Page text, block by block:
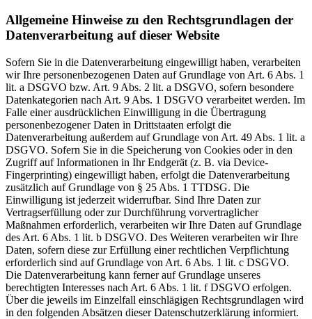
Allgemeine Hinweise zu den Rechtsgrundlagen der
Datenverarbeitung auf dieser Website
Sofern Sie in die Datenverarbeitung eingewilligt haben, verarbeiten
wir Ihre personenbezogenen Daten auf Grundlage von Art. 6 Abs. 1
lit. a DSGVO bzw. Art. 9 Abs. 2 lit. a DSGVO, sofern besondere
Datenkategorien nach Art. 9 Abs. 1 DSGVO verarbeitet werden. Im
Falle einer ausdrücklichen Einwilligung in die Übertragung
personenbezogener Daten in Drittstaaten erfolgt die
Datenverarbeitung außerdem auf Grundlage von Art. 49 Abs. 1 lit. a
DSGVO. Sofern Sie in die Speicherung von Cookies oder in den
Zugriff auf Informationen in Ihr Endgerät (z. B. via Device-
Fingerprinting) eingewilligt haben, erfolgt die Datenverarbeitung
zusätzlich auf Grundlage von § 25 Abs. 1 TTDSG. Die
Einwilligung ist jederzeit widerrufbar. Sind Ihre Daten zur
Vertragserfüllung oder zur Durchführung vorvertraglicher
Maßnahmen erforderlich, verarbeiten wir Ihre Daten auf Grundlage
des Art. 6 Abs. 1 lit. b DSGVO. Des Weiteren verarbeiten wir Ihre
Daten, sofern diese zur Erfüllung einer rechtlichen Verpflichtung
erforderlich sind auf Grundlage von Art. 6 Abs. 1 lit. c DSGVO.
Die Datenverarbeitung kann ferner auf Grundlage unseres
berechtigten Interesses nach Art. 6 Abs. 1 lit. f DSGVO erfolgen.
Über die jeweils im Einzelfall einschlägigen Rechtsgrundlagen wird
in den folgenden Absätzen dieser Datenschutzerklärung informiert.